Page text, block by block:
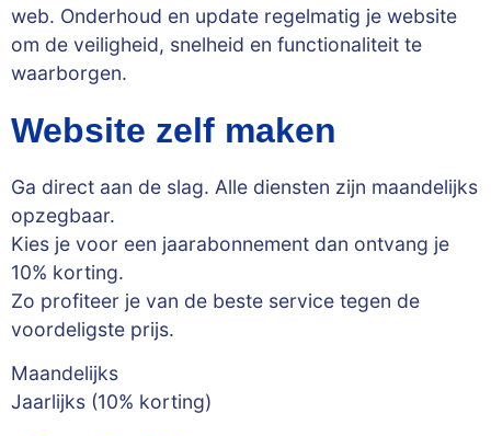
web. Onderhoud en update regelmatig je website
om de veiligheid, snelheid en functionaliteit te
waarborgen.
Website zelf maken
Ga direct aan de slag. Alle diensten zijn maandelijks
opzegbaar.
Kies je voor een jaarabonnement dan ontvang je
10% korting.
Zo profiteer je van de beste service tegen de
voordeligste prijs.
Maandelijks
Jaarlijks (10% korting)